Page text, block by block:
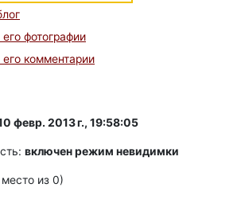
фотографии
комментарии
февр. 2013 г., 19:58:05
включен режим невидимки
из 0)